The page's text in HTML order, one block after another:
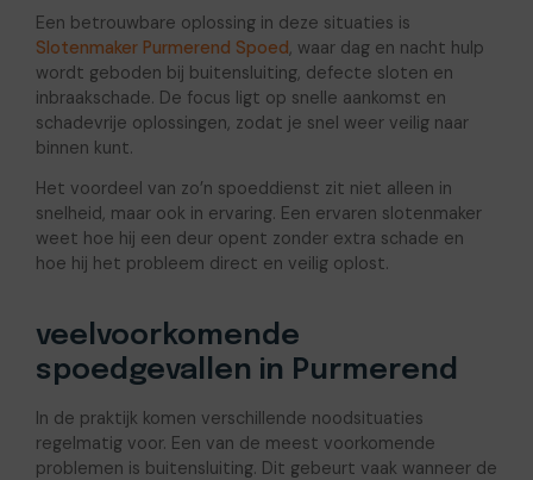
Een betrouwbare oplossing in deze situaties is
Slotenmaker Purmerend Spoed, waar dag en nacht hulp
wordt geboden bij buitensluiting, defecte sloten en
inbraakschade. De focus ligt op snelle aankomst en
schadevrije oplossingen, zodat je snel weer veilig naar
binnen kunt.
Het voordeel van zo’n spoeddienst zit niet alleen in
snelheid, maar ook in ervaring. Een ervaren slotenmaker
weet hoe hij een deur opent zonder extra schade en
hoe hij het probleem direct en veilig oplost.
veelvoorkomende
spoedgevallen in Purmerend
In de praktijk komen verschillende noodsituaties
regelmatig voor. Een van de meest voorkomende
problemen is buitensluiting. Dit gebeurt vaak wanneer de